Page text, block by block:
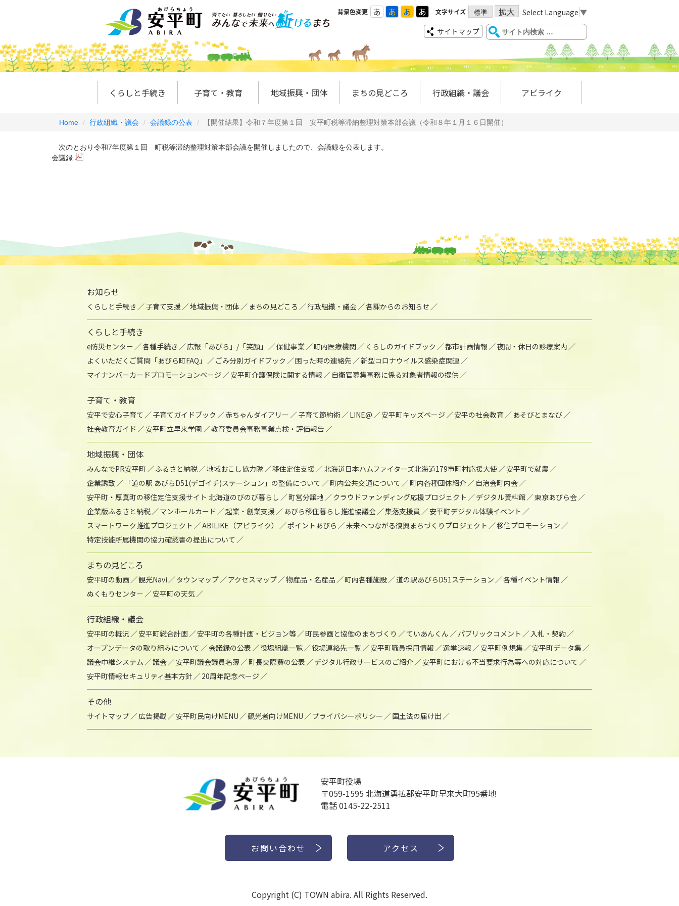
背景色変更 あ あ あ あ 文字サイズ 標準 拡大 Select Language ▼
サイトマップ
くらしと手続き 子育て・教育 地域振興・団体 まちの見どころ 行政組織・議会 アビライク
Home 行政組織・議会 会議録の公表 【開催結果】令和７年度第１回 安平町税等滞納整理対策本部会議（令和８年１月１６日開催）
次のとおり令和7年度第１回 町税等滞納整理対策本部会議を開催しましたので、会議録を公表します。
会議録
お知らせ
くらしと手続き 子育て支援 地域振興・団体 まちの見どころ 行政組織・議会 各課からのお知らせ
くらしと手続き
e防災センター 各種手続き 広報「あびら」/「笑顔」 保健事業 町内医療機関 くらしのガイドブック 都市計画情報
夜間・休日の診療案内
よくいただくご質問「あびら町FAQ」
ごみ分別ガイドブック 困った時の連絡先
新型コロナウイルス感染症関連
マイナンバーカードプロモーションページ
安平町介護保険に関する情報 自衛官募集事務に係る対象者情報の提供
子育て・教育
安平で安心子育て 子育てガイドブック 赤ちゃんダイアリー 子育て節約術 LINE@ 安平町キッズページ 安平の社会教育
あそびとまなび
社会教育ガイド
安平町立早来学園 教育委員会事務事業点検・評価報告
地域振興・団体
みんなでPR安平町 ふるさと納税 地域おこし協力隊 移住定住支援 北海道日本ハムファイターズ北海道179市町村応援大使
安平町で就農
企業誘致
「道の駅 あびらD51(デゴイチ)ステーション」の整備について 町内公共交通について 町内各種団体紹介
自治会町内会
安平町・厚真町の移住定住支援サイト 北海道のびのび暮らし
町営分譲地 クラウドファンディング応援プロジェクト デジタル資料館
東京あびら会
企業版ふるさと納税
マンホールカード 起業・創業支援 あびら移住暮らし推進協議会 集落支援員
安平町デジタル体験イベント
スマートワーク推進プロジェクト
ABILIKE（アビライク） ポイントあびら 未来へつながる復興まちづくりプロジェクト
移住プロモーション
特定技能所属機関の協力確認書の提出について
まちの見どころ
安平町の動画 観光Navi タウンマップ アクセスマップ 物産品・名産品 町内各種施設 道の駅あびらD51ステーション
各種イベント情報
ぬくもりセンター
安平町の天気
行政組織・議会
安平町の概況 安平町総合計画 安平町の各種計画・ビジョン等 町民参画と協働のまちづくり ていあんくん パブリックコメント
入札・契約
オープンデータの取り組みについて
会議録の公表 役場組織一覧 役場連絡先一覧 安平町職員採用情報 選挙速報 安平町例規集
安平町データ集
議会中継システム
議会 安平町議会議員名簿 町長交際費の公表 デジタル行政サービスのご紹介
安平町における不当要求行為等への対応について
安平町情報セキュリティ基本方針
20周年記念ページ
その他
サイトマップ 広告掲載 安平町民向けMENU 観光者向けMENU プライバシーポリシー 国土法の届け出
安平町役場
〒059-1595 北海道勇払郡安平町早来大町95番地
電話 0145-22-2511
お問い合わせ アクセス
Copyright (C) TOWN abira. All Rights Reserved.